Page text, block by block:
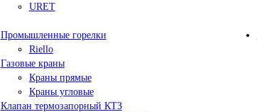
URET
Промышленные горелки
Riello
Газовые краны
Краны прямые
Краны угловые
Клапан термозапорный КТЗ